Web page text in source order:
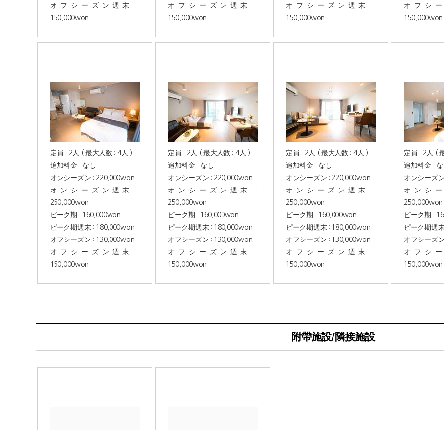
オフシーズン週末 :
150,000won
オフシーズン週末 :
150,000won
オフシーズン週末 :
150,000won
オフシ
150,000won
定員 : 2人 ( 最大人数 : 4人 )
追加料金 : なし.
オンシーズン : 220,000won
オンシーズン週末 :
250,000won
ピーク期 : 160,000won
ピーク期週末 : 180,000won
オフシーズン : 130,000won
オフシーズン週末 :
150,000won
定員 : 2人 ( 最大人数 : 4人 )
追加料金 : なし.
オンシーズン : 220,000won
オンシーズン週末 :
250,000won
ピーク期 : 160,000won
ピーク期週末 : 180,000won
オフシーズン : 130,000won
オフシーズン週末 :
150,000won
定員 : 2人 ( 最大人数 : 4人 )
追加料金 : なし.
オンシーズン : 220,000won
オンシーズン週末 :
250,000won
ピーク期 : 160,000won
ピーク期週末 : 180,000won
オフシーズン : 130,000won
オフシーズン週末 :
150,000won
定員 : 2人 (
追加料金 : な
オンシーズ
オンシ
250,000won
ピーク期 :
ピーク期週
オフシーズ
オフシ
150,000won
附帶施設/隣接施設